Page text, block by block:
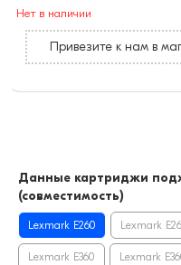
Нет в наличии
Привезите к нам в
Данные картриджи
(совместимость)
Lexmark E260 Lexmark
Lexmark E360 Lexmark